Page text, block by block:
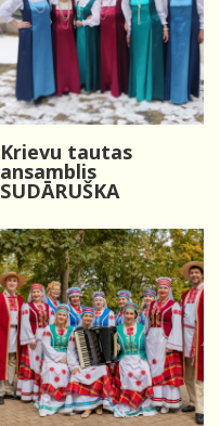
Krievu tautas
ansamblis
SUDĀRUŠKA